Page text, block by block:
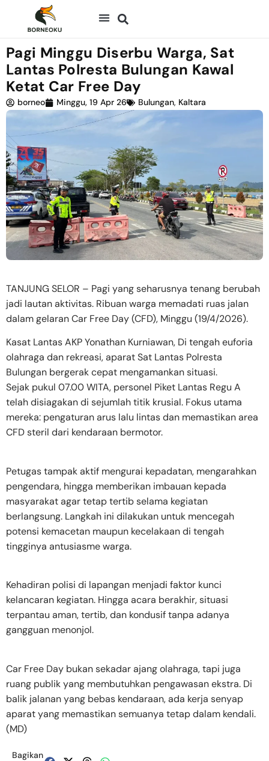
Pagi Minggu Diserbu Warga, Sat
Lantas Polresta Bulungan Kawal
Ketat Car Free Day
borneo Minggu, 19 Apr 26 Bulungan, Kaltara
TANJUNG SELOR – Pagi yang seharusnya tenang berubah
jadi lautan aktivitas. Ribuan warga memadati ruas jalan
dalam gelaran Car Free Day (CFD), Minggu (19/4/2026).
Kasat Lantas AKP Yonathan Kurniawan, Di tengah euforia
olahraga dan rekreasi, aparat Sat Lantas Polresta
Bulungan bergerak cepat mengamankan situasi.
Sejak pukul 07.00 WITA, personel Piket Lantas Regu A
telah disiagakan di sejumlah titik krusial. Fokus utama
mereka: pengaturan arus lalu lintas dan memastikan area
CFD steril dari kendaraan bermotor.
Petugas tampak aktif mengurai kepadatan, mengarahkan
pengendara, hingga memberikan imbauan kepada
masyarakat agar tetap tertib selama kegiatan
berlangsung. Langkah ini dilakukan untuk mencegah
potensi kemacetan maupun kecelakaan di tengah
tingginya antusiasme warga.
Kehadiran polisi di lapangan menjadi faktor kunci
kelancaran kegiatan. Hingga acara berakhir, situasi
terpantau aman, tertib, dan kondusif tanpa adanya
gangguan menonjol.
Car Free Day bukan sekadar ajang olahraga, tapi juga
ruang publik yang membutuhkan pengawasan ekstra. Di
balik jalanan yang bebas kendaraan, ada kerja senyap
aparat yang memastikan semuanya tetap dalam kendali.
(MD)
Bagikan